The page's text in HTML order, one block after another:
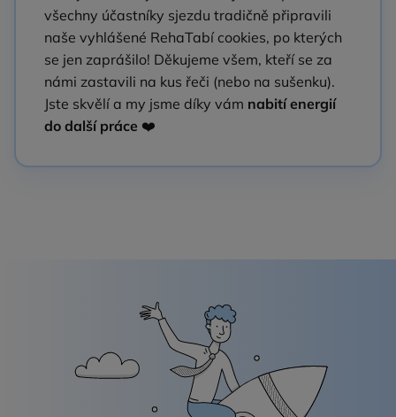
všechny účastníky sjezdu tradičně připravili
naše vyhlášené RehaTabí cookies, po kterých
se jen zaprášilo! Děkujeme všem, kteří se za
námi zastavili na kus řeči (nebo na sušenku).
Jste skvělí a my jsme díky vám nabití energií
do další práce ❤️